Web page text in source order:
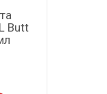
Butt